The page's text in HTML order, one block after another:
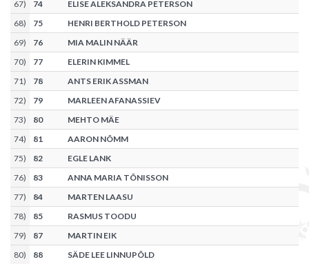
67) 74
ELISE ALEKSANDRA PETERSON
68) 75
HENRI BERTHOLD PETERSON
69) 76
MIA MALIN NÄÄR
70) 77
ELERIN KIMMEL
71) 78
ANTS ERIK ASSMAN
72) 79
MARLEEN AFANASSIEV
73) 80
MEHTO MÄE
74) 81
AARON NÕMM
75) 82
EGLE LANK
76) 83
ANNA MARIA TÕNISSON
77) 84
MARTEN LAASU
78) 85
RASMUS TOODU
79) 87
MARTIN EIK
80) 88 SÄDE LEE LINNUPÕLD